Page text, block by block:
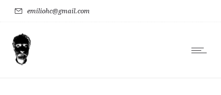
emiliohc@gmail.com